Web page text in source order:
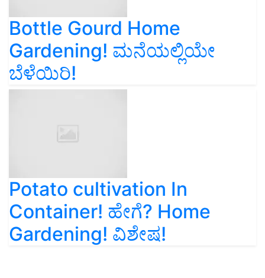
Bottle Gourd Home
Gardening! ಮನೆಯಲ್ಲಿಯೇ
ಬೆಳೆಯಿರಿ!
Potato cultivation In
Container! ಹೇಗೆ? Home
Gardening! ವಿಶೇಷ!